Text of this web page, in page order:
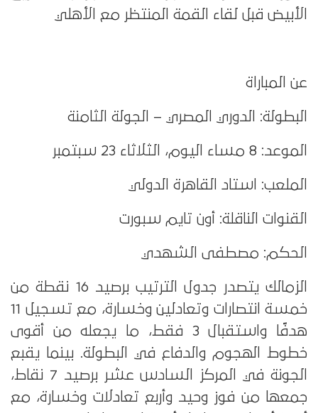
الأبيض قبل لقاء القمة المنتظر مع الأهلي
عن المباراة
البطولة: الدوري المصري – الجولة الثامنة
الموعد: 8 مساء اليوم، الثلاثاء 23 سبتمبر
الملعب: استاد القاهرة الدولي
القنوات الناقلة: أون تايم سبورت
الحكم: مصطفى الشهدي
الزمالك يتصدر جدول الترتيب برصيد 16 نقطة من
خمسة انتصارات وتعادلين وخسارة، مع تسجيل 11
هدفًا واستقبال 3 فقط، ما يجعله من أقوى
خطوط الهجوم والدفاع في البطولة. بينما يقبع
الجونة في المركز السادس عشر برصيد 7 نقاط،
جمعها من فوز وحيد وأربع تعادلات وخسارة، مع